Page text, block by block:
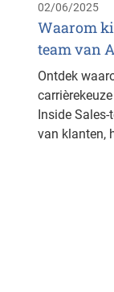
02/06/2025
Waarom
team van
Ontdek
Inside
van klanten,